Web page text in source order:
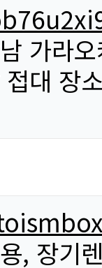
가라
대 장
, 장기